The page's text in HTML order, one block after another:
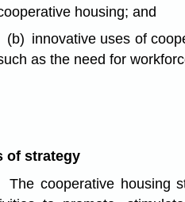
housing; and
(b) innovative uses of
as the need for
of strategy
The cooperative housing